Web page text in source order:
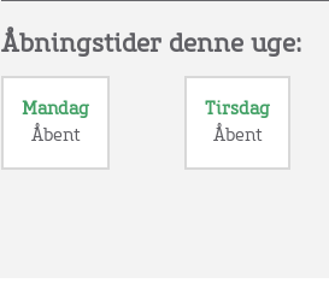
Åbningstider denne uge:
Mandag
Åbent
Tirsdag
Åbent